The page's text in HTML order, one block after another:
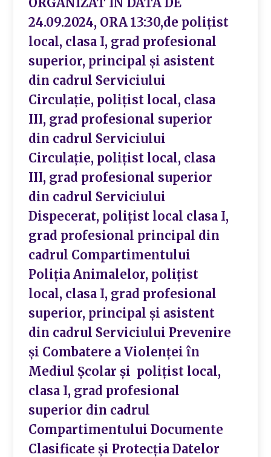
24.09.2024, ORA 13:30,de polițist
local, clasa I, grad profesional
superior, principal și asistent
din cadrul Serviciului
Circulație, polițist local, clasa
III, grad profesional superior
din cadrul Serviciului
Circulație, polițist local, clasa
III, grad profesional superior
din cadrul Serviciului
Dispecerat, polițist local clasa I,
grad profesional principal din
cadrul Compartimentului
Poliția Animalelor, polițist
local, clasa I, grad profesional
superior, principal și asistent
din cadrul Serviciului Prevenire
și Combatere a Violenței în
Mediul Școlar și polițist local,
clasa I, grad profesional
superior din cadrul
Compartimentului Documente
Clasificate și Protecția Datelor